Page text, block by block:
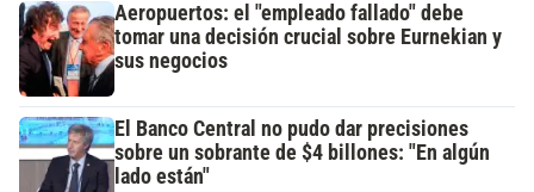
Aeropuertos: el "empleado fallado" debe
tomar una decisión crucial sobre Eurnekian y
sus negocios
El Banco Central no pudo dar precisiones
sobre un sobrante de $4 billones: "En algún
lado están"